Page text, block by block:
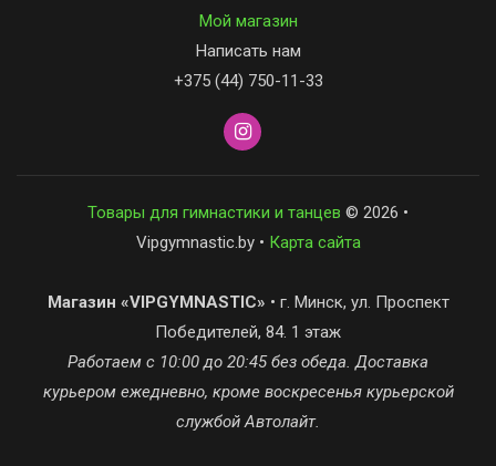
Мой магазин
Написать нам
+375 (44) 750-11-33
Товары для гимнастики и танцев © 2026 •
Vipgymnastic.by • Карта сайта
Магазин «VIPGYMNASTIC» • г. Минск, ул. Проспект
Победителей, 84. 1 этаж
Работаем с 10:00 до 20:45 без обеда. Доставка
курьером ежедневно, кроме воскресенья курьерской
службой Автолайт.